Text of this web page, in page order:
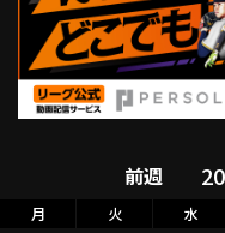
無料アカウント登録
HOME
前週
月 火 水